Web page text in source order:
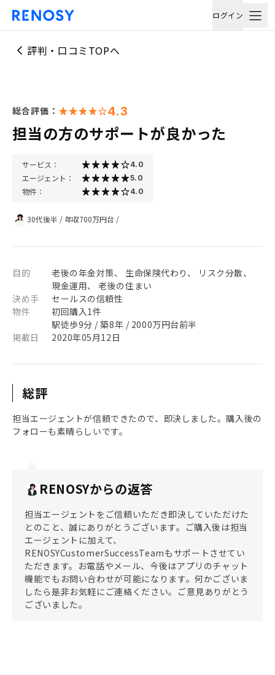
ログイン
評判・口コミTOPへ
総合評価： 4.3
担当の方のサポートが良かった
サービス： 4.0
エージェント： 5.0
物件： 4.0
30代後半 / 年収700万円台 /
目的
老後の年金対策、 生命保険代わり、 リスク分散、
現金運用、 老後の住まい
決め手
セールスの信頼性
物件
初回購入1件
駅徒歩9分 / 築8年 / 2000万円台前半
掲載日
2020年05月12日
総評
担当エージェントが信頼できたので、即決しました。購入後の
フォローも素晴らしいです。
RENOSYからの返答
担当エージェントをご信頼いただき即決していただけた
とのこと、誠にありがとうございます。ご購入後は担当
エージェントに加えて、
RENOSYCustomerSuccessTeamもサポートさせてい
ただきます。お電話やメール、今後はアプリのチャット
機能でもお問い合わせが可能になります。何かございま
したら是非お気軽にご連絡ください。ご意見ありがとう
ございました。